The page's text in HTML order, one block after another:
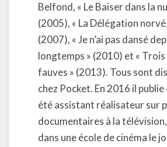
Belfond, « Le Baiser dans la
(2005), « La Délégation
(2007), « Je n’ai pas dansé
longtemps » (2010) et «
fauves » (2013). Tous sont
chez Pocket. En 2016 il publie
été assistant réalisateur sur
documentaires à la
dans une école de cinéma le